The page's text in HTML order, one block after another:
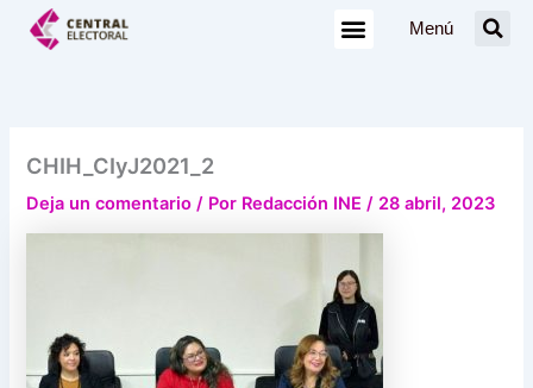
Menú
CHIH_CIyJ2021_2
Deja un comentario / Por Redacción INE/ 28 abril, 2023